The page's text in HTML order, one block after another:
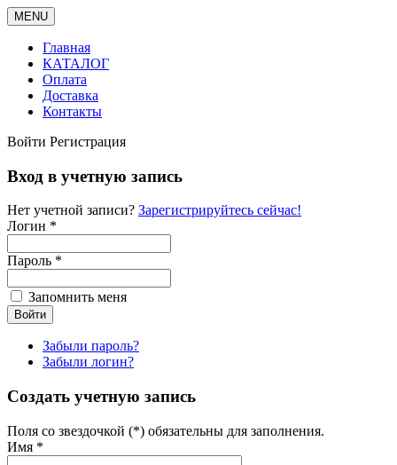
MENU
Главная
КАТАЛОГ
Оплата
Доставка
Контакты
Войти Регистрация
Вход в учетную запись
Нет учетной записи? Зарегистрируйтесь сейчас!
Логин *
Пароль *
Запомнить меня
Забыли пароль?
Забыли логин?
Создать учетную запись
Поля со звездочкой (*) обязательны для заполнения.
Имя *